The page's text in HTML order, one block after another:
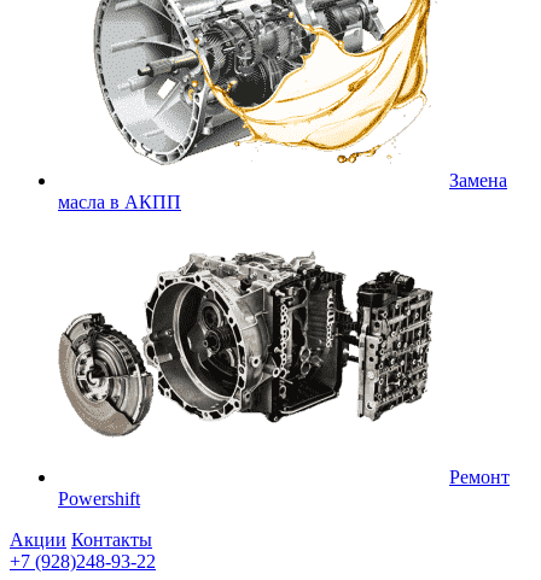
Замена
масла в АКПП
Ремонт
Powershift
Акции Контакты
+7 (928)248-93-22